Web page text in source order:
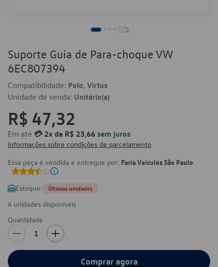
Suporte Guia de Para-choque VW
6EC807394
Compatibilidade: Polo, Virtus
Unidade de venda: Unitário(a)
R$ 47,32
Em até 💳 2x de R$ 23,66 sem juros
Informações sobre condições de parcelamento
Essa peça é vendida e entregue por: Faria Veículos São Paulo
Estoque: Últimas unidades
4 unidades disponíveis
Quantidade
1
Comprar agora